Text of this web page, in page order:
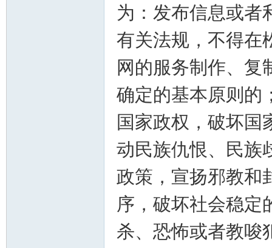
为：发布信息或者
有关法规，不得在
网的服务制作、复
确定的基本原则的
国家政权，破坏国
动民族仇恨、民族
政策，宣扬邪教和
序，破坏社会稳定
杀、恐怖或者教唆